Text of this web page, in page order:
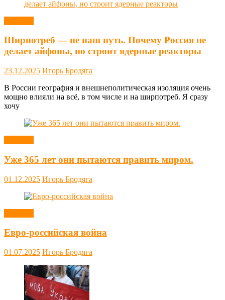
Ширпотреб — не наш путь. Почему Россия не
делает айфоны, но строит ядерные реакторы
23.12.2025 Игорь Бродяга
В России география и внешнеполитическая изоляция очень
мощно влияли на всё, в том числе и на ширпотреб. Я сразу
хочу
Уже 365 лет они пытаются править миром.
01.12.2025 Игорь Бродяга
Евро-российская война
01.07.2025 Игорь Бродяга